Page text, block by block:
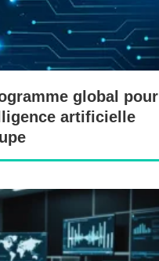
global pour
artificielle